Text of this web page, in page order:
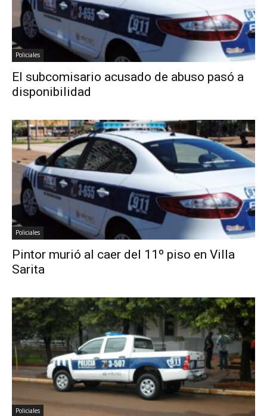
Policiales
El subcomisario acusado de abuso pasó a
disponibilidad
Policiales
Pintor murió al caer del 11º piso en Villa
Sarita
Policiales